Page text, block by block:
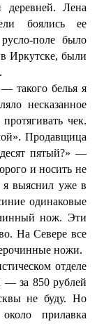
деревней. Лена
боялись ее
поле было
Иркутске, были
такого белья я
несказанное
чек.
Продавщица
пятый?» —
и носить не
выяснил уже в
одинаковые
нож. Эти
На Севере все
ножи.
отделе
— за 850 рублей
не буду. Но
прилавка